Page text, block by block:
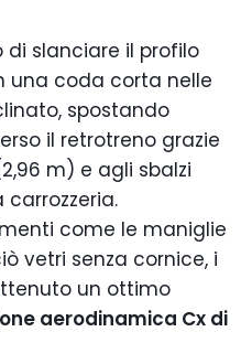
slanciare il profilo
una coda corta nelle
spostando
il retrotreno grazie
m) e agli sbalzi
come le maniglie
vetri senza cornice, i
un ottimo
aerodinamica Cx di